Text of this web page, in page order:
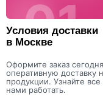
Условия доставки
в Москве
Оформите заказ
оперативную доставку
продукции. Узнайте
нами работать.